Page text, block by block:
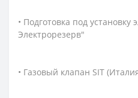
• Подготовка под
Электрорезерв"
• Газовый клапан SIT